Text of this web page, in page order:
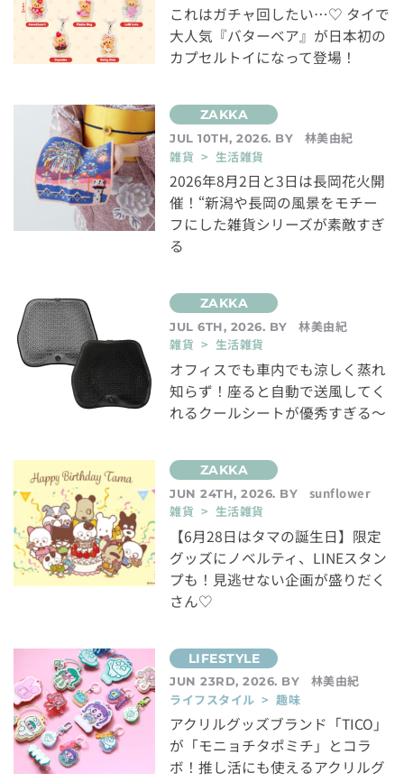
これはガチャ回したい…♡ タイで
大人気『バターベア』が日本初の
カプセルトイになって登場！
JUL 10TH, 2026. BY
林美由紀
雑貨 > 生活雑貨
2026年8月2日と3日は長岡花火開
催！“新潟や長岡の風景をモチー
フにした雑貨シリーズが素敵すぎ
る
JUL 6TH, 2026. BY
林美由紀
雑貨 > 生活雑貨
オフィスでも車内でも涼しく蒸れ
知らず！座ると自動で送風してく
れるクールシートが優秀すぎる～
JUN 24TH, 2026. BY
sunflower
雑貨 > 生活雑貨
【6月28日はタマの誕生日】限定
グッズにノベルティ、LINEスタン
プも！見逃せない企画が盛りだく
さん♡
JUN 23RD, 2026. BY
林美由紀
ライフスタイル > 趣味
アクリルグッズブランド「TICO」
が「モニョチタポミチ」とコラ
ボ！推し活にも使えるアクリルグ